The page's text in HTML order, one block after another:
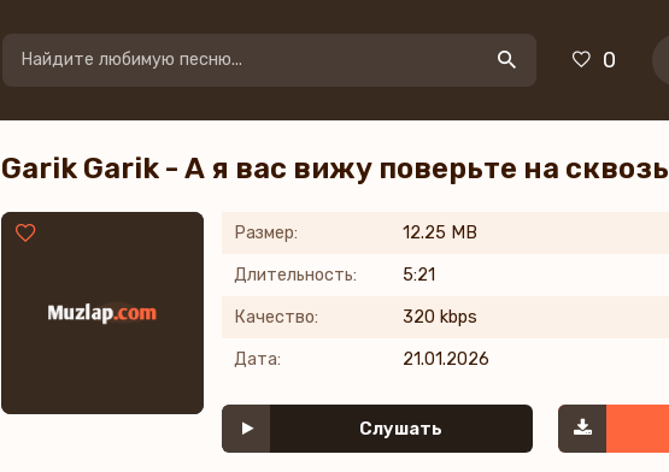
0
Garik Garik - А я вас вижу поверьте на сквозь
Размер: 12.25 MB
Длительность: 5:21
Качество: 320 kbps
Дата: 21.01.2026
Слушать